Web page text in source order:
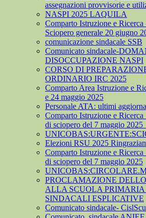
assegnazioni provvisorie e
NASPI 2025 LAQUILA
Comparto Istruzione e Ricerca
Sciopero generale 20 giugno
comunicazione sindacale SSB
Comunicato sindacale-
DISOCCUPAZIONE NASPI
CORSO DI
ORDINARIO IRC 2025
Comparto Area Istruzione e
e 24 maggio 2025
Personale ATA: ultimi
Comparto Istruzione e
di sciopero del 7 maggio
Elezioni RSU 2025
Comparto Istruzione e
di sciopero del 7 maggio 2025
PROCLAMAZIONE
ALLA SCUOLA
SINDACALI ESPLICATIVE
Comunicato sindacale-